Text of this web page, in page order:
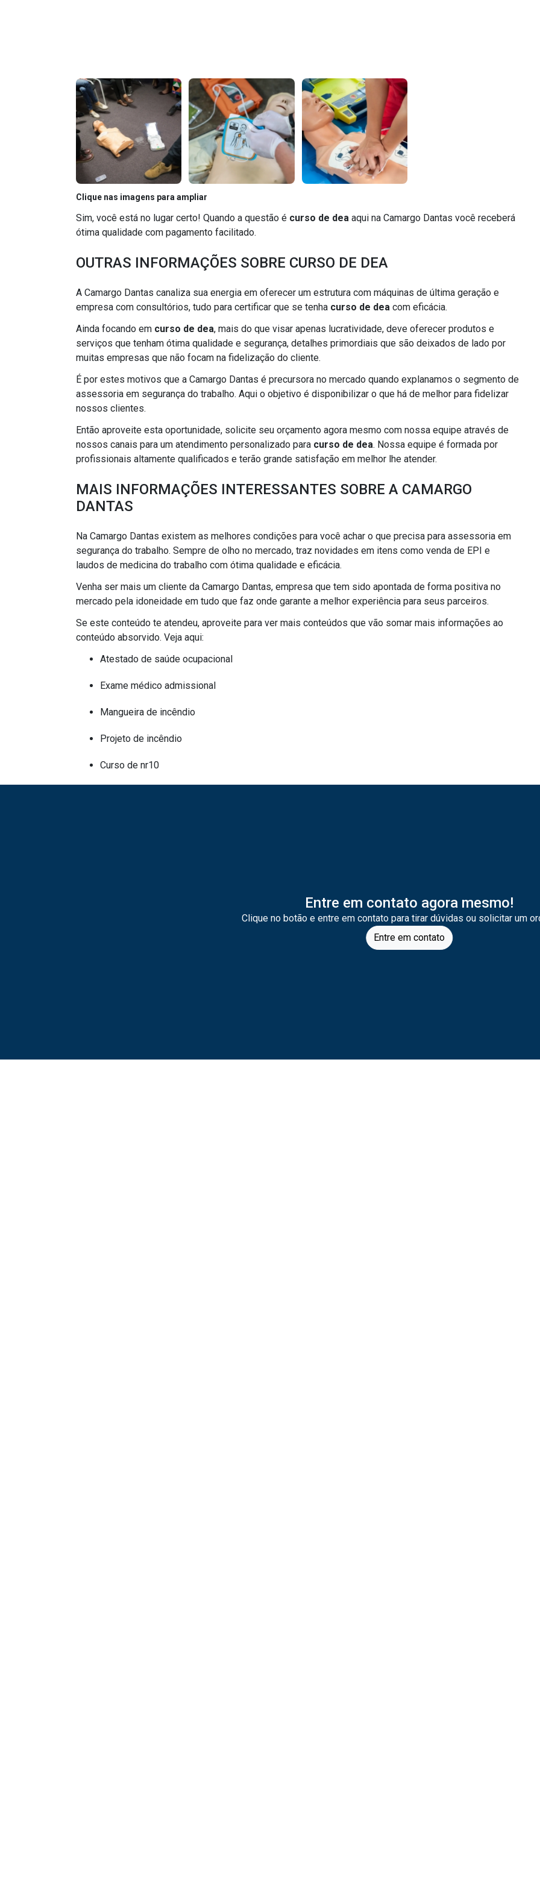
Clique nas imagens para ampliar
Sim, você está no lugar certo! Quando a questão é curso de dea aqui na Camargo Dantas você receberá
ótima qualidade com pagamento facilitado.
OUTRAS INFORMAÇÕES SOBRE CURSO DE DEA
A Camargo Dantas canaliza sua energia em oferecer um estrutura com máquinas de última geração e
empresa com consultórios, tudo para certificar que se tenha curso de dea com eficácia.
Ainda focando em curso de dea, mais do que visar apenas lucratividade, deve oferecer produtos e
serviços que tenham ótima qualidade e segurança, detalhes primordiais que são deixados de lado por
muitas empresas que não focam na fidelização do cliente.
É por estes motivos que a Camargo Dantas é precursora no mercado quando explanamos o segmento de
assessoria em segurança do trabalho. Aqui o objetivo é disponibilizar o que há de melhor para fidelizar
nossos clientes.
Então aproveite esta oportunidade, solicite seu orçamento agora mesmo com nossa equipe através de
nossos canais para um atendimento personalizado para curso de dea. Nossa equipe é formada por
profissionais altamente qualificados e terão grande satisfação em melhor lhe atender.
MAIS INFORMAÇÕES INTERESSANTES SOBRE A CAMARGO
DANTAS
Na Camargo Dantas existem as melhores condições para você achar o que precisa para assessoria em
segurança do trabalho. Sempre de olho no mercado, traz novidades em itens como venda de EPI e
laudos de medicina do trabalho com ótima qualidade e eficácia.
Venha ser mais um cliente da Camargo Dantas, empresa que tem sido apontada de forma positiva no
mercado pela idoneidade em tudo que faz onde garante a melhor experiência para seus parceiros.
Se este conteúdo te atendeu, aproveite para ver mais conteúdos que vão somar mais informações ao
conteúdo absorvido. Veja aqui:
atestado de saúde ocupacional
exame médico admissional
mangueira de incêndio
projeto de incêndio
curso de nr10
Entre em contato agora mesmo!
Clique no botão e entre em contato para tirar dúvidas ou solicitar um
Entre em contato